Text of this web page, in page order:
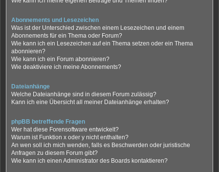
Abonnements und Lesezeichen
Was ist der Unterschied zwischen einem Lesezeichen und einem
Abonnements für ein Thema oder Forum?
Wie kann ich ein Lesezeichen auf ein Thema setzen oder ein Thema
abonnieren?
Wie kann ich ein Forum abonnieren?
Wie deaktiviere ich meine Abonnements?
Dateianhänge
Welche Dateianhänge sind in diesem Forum zulässig?
Kann ich eine Übersicht all meiner Dateianhänge erhalten?
phpBB betreffende Fragen
Wer hat diese Forensoftware entwickelt?
Warum ist Funktion x oder y nicht enthalten?
An wen soll ich mich wenden, falls es Beschwerden oder juristische
Anfragen zu diesem Forum gibt?
Wie kann ich einen Administrator des Boards kontaktieren?